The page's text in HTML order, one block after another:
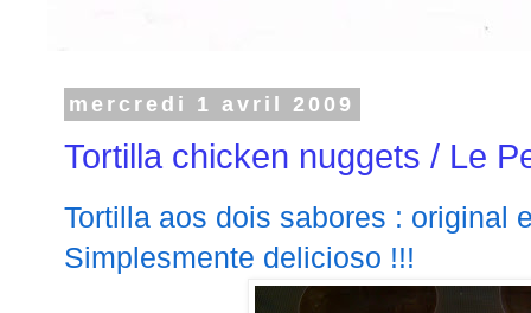
mercredi 1 avril 2009
Tortilla chicken nuggets / Le
Tortilla aos dois sabores : original
Simplesmente delicioso !!!